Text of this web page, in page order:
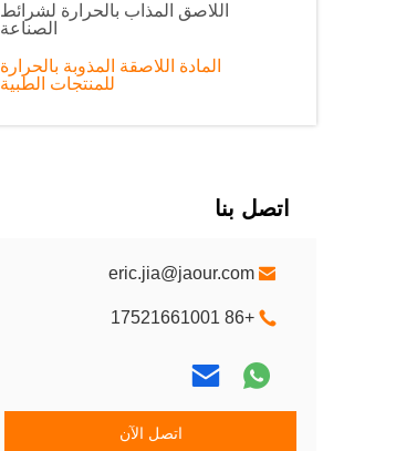
اللاصق المذاب بالحرارة لشرائط
الصناعة
المادة اللاصقة المذوبة بالحرارة
للمنتجات الطبية
اتصل بنا
eric.jia@jaour.com
+86 17521661001
اتصل الآن